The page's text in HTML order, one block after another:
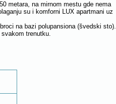
metara, na mirnom mestu gde nema
su i komforni LUX apartmani uz
na bazi polupansiona (švedski sto).
trenutku.